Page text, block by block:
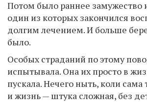
Потом было раннее замужество
один из которых закончился
долгим лечением. И больше
было.
Особых страданий по этому
испытывала. Она их просто в
пускала. Нечего ныть, коли сама
и жизнь — штука сложная, без